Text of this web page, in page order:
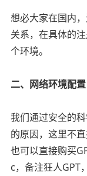
想必大家在国内
关系，在具体的
个环境。
二、网络环境配置
我们通过安全的
的原因，这里不
也可以直接购买
c，备注狂人GPT